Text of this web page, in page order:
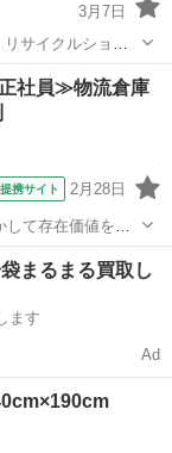
3月7日
す◎ 積み込みお手伝い可能です♪配送も承ります！ 品川...
ト/ラグ 商品
社員≫物流倉庫
提携サイト 2月28日
て存在価値を発
円～300,000円...
まるまる買取し
ます
Ad